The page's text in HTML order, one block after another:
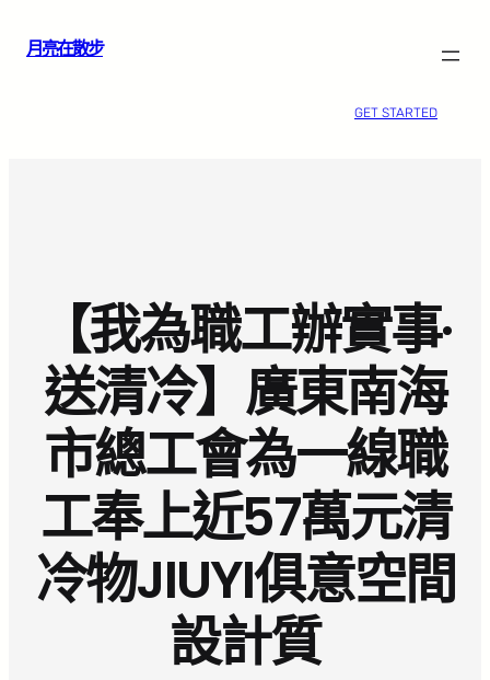
月亮在散步
GET STARTED
【我為職工辦實事·
送清冷】廣東南海
市總工會為一線職
工奉上近57萬元清
冷物JIUYI俱意空間
設計質